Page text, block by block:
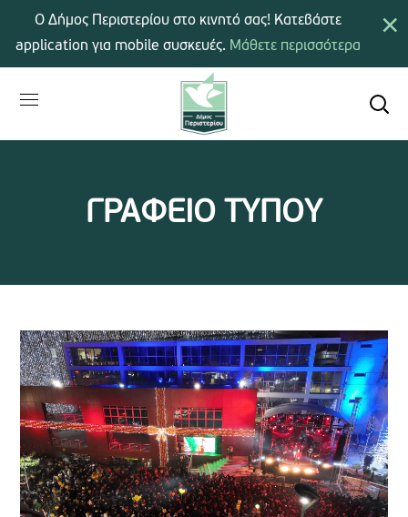
ΓΡΑΦΕΙΟ ΤΥΠΟΥ
×
Ο Δήμος Περιστερίου στο κινητό σας! Κατεβάστε
application για mobile συσκευές. Μάθετε περισσότερα